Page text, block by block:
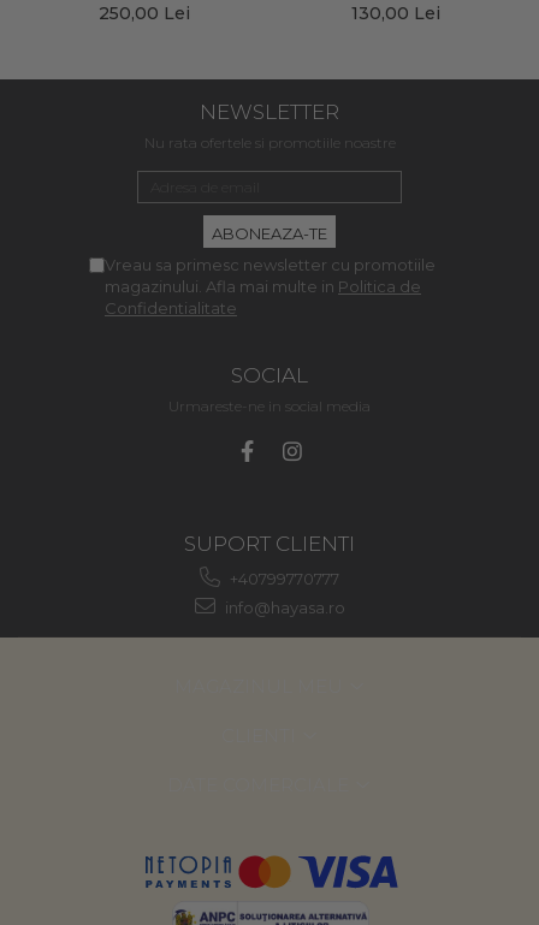
250,00 Lei 130,00 Lei
NEWSLETTER
Nu rata ofertele si promotiile noastre
Vreau sa primesc newsletter cu promotiile
magazinului. Afla mai multe in Politica de
Confidentialitate
SOCIAL
Urmareste-ne in social media
SUPORT CLIENTI
+40799770777
info@hayasa.ro